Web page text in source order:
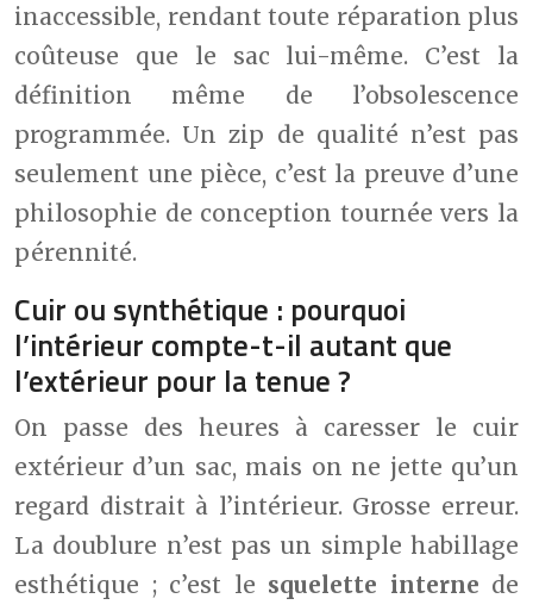
inaccessible, rendant toute réparation plus
coûteuse que le sac lui-même. C’est la
définition même de l’obsolescence
programmée. Un zip de qualité n’est pas
seulement une pièce, c’est la preuve d’une
philosophie de conception tournée vers la
pérennité.
Cuir ou synthétique : pourquoi
l’intérieur compte-t-il autant que
l’extérieur pour la tenue ?
On passe des heures à caresser le cuir
extérieur d’un sac, mais on ne jette qu’un
regard distrait à l’intérieur. Grosse erreur.
La doublure n’est pas un simple habillage
esthétique ; c’est le squelette interne de